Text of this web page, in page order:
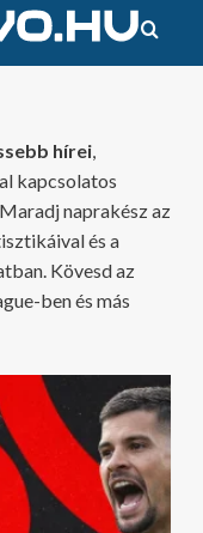
hírei,
kapcsolatos
naprakész az
és a
Kövesd az
ben és más